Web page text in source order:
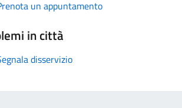
un appuntamento
in città
disservizio